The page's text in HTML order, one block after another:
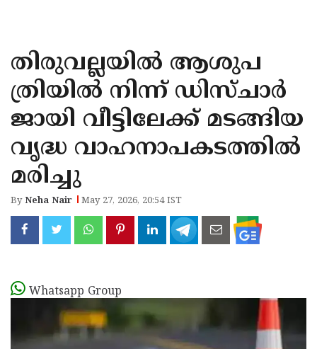
KANNUR
KASARAGOD
തിരുവല്ലയിൽ ആശുപ
ത്രിയിൽ നിന്ന് ഡിസ്ചാർ
ജായി വീട്ടിലേക്ക് മടങ്ങിയ
വൃദ്ധ വാഹനാപകടത്തിൽ
മരിച്ചു
ByNeha Nair May 27, 2026, 20:54 IST
Whatsapp Group